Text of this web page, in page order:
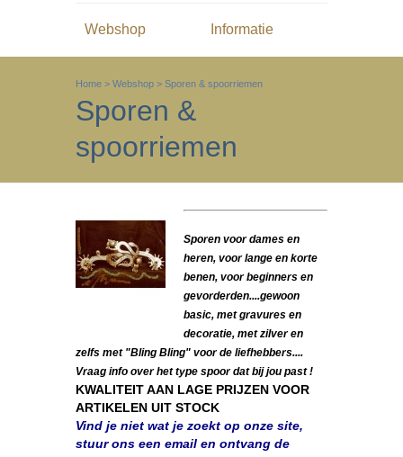
Webshop Informatie
Home > Webshop > Sporen & spoorriemen
Sporen &
spoorriemen
Sporen voor dames en
heren, voor lange en korte
benen, voor beginners en
gevorderden....gewoon
basic, met gravures en
decoratie, met zilver en
zelfs met "Bling Bling" voor de liefhebbers....
Vraag info over het type spoor dat bij jou past !
KWALITEIT AAN LAGE PRIJZEN VOOR
ARTIKELEN UIT STOCK
Vind je niet wat je zoekt op onze site,
stuur ons een email en ontvang de